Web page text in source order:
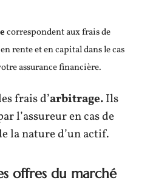
correspondent aux frais de
rente et en capital dans le cas
assurance financière.
frais d’arbitrage.Ils
l’assureur en cas de
la nature d’un actif.
offres du marché